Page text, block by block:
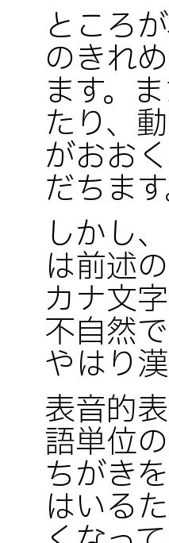
ところ
のきれ
ます。
たり、
がおお
だちます
しかし
は前述
カナ文
不自然
やはり
表音的
語単位
ちがき
はいる